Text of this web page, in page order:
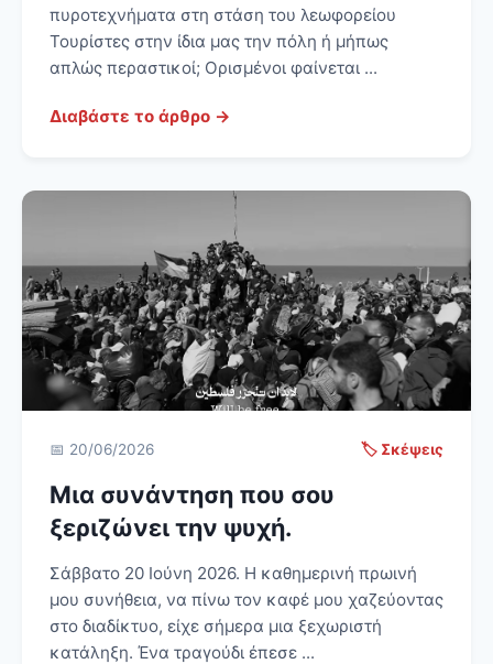
πυροτεχνήματα στη στάση του λεωφορείου
Τουρίστες στην ίδια μας την πόλη ή μήπως
απλώς περαστικοί; Ορισμένοι φαίνεται ...
Διαβάστε το άρθρο →
📅 20/06/2026 🏷️ Σκέψεις
Μια συνάντηση που σου
ξεριζώνει την ψυχή.
Σάββατο 20 Ιούνη 2026. Η καθημερινή πρωινή
μου συνήθεια, να πίνω τον καφέ μου χαζεύοντας
στο διαδίκτυο, είχε σήμερα μια ξεχωριστή
κατάληξη. Ένα τραγούδι έπεσε ...